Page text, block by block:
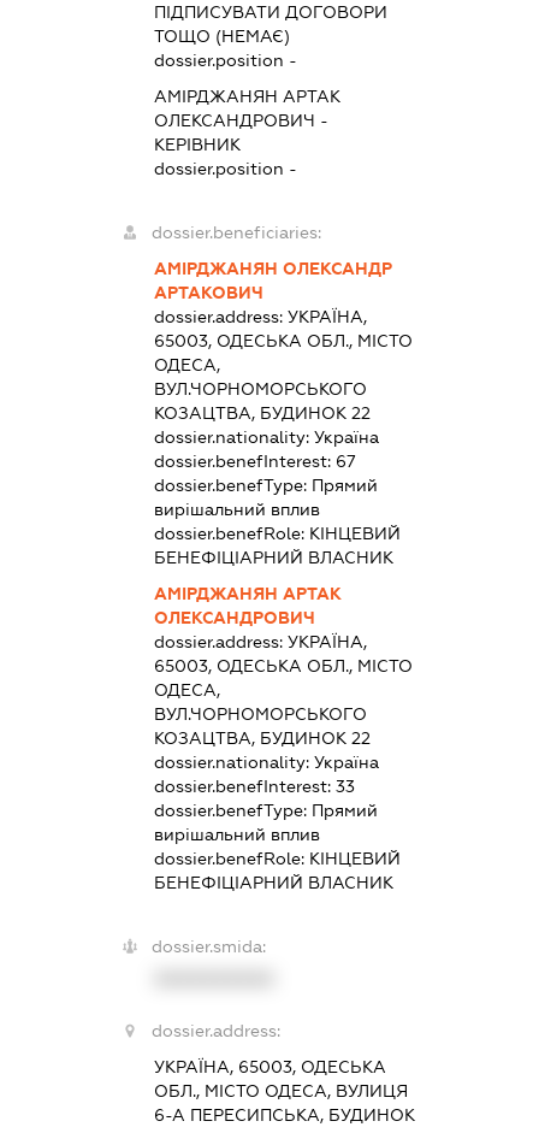
ПІДПИСУВАТИ ДОГОВОРИ
ТОЩО (НЕМАЄ)
dossier.position -
АМІРДЖАНЯН АРТАК
ОЛЕКСАНДРОВИЧ -
КЕРІВНИК
dossier.position -
dossier.beneficiaries:
АМІРДЖАНЯН ОЛЕКСАНДР
АРТАКОВИЧ
dossier.address: УКРАЇНА,
65003, ОДЕСЬКА ОБЛ., МІСТО
ОДЕСА,
ВУЛ.ЧОРНОМОРСЬКОГО
КОЗАЦТВА, БУДИНОК 22
dossier.nationality: Україна
dossier.benefInterest: 67
dossier.benefType: Прямий
вирішальний вплив
dossier.benefRole: КІНЦЕВИЙ
БЕНЕФІЦІАРНИЙ ВЛАСНИК
АМІРДЖАНЯН АРТАК
ОЛЕКСАНДРОВИЧ
dossier.address: УКРАЇНА,
65003, ОДЕСЬКА ОБЛ., МІСТО
ОДЕСА,
ВУЛ.ЧОРНОМОРСЬКОГО
КОЗАЦТВА, БУДИНОК 22
dossier.nationality: Україна
dossier.benefInterest: 33
dossier.benefType: Прямий
вирішальний вплив
dossier.benefRole: КІНЦЕВИЙ
БЕНЕФІЦІАРНИЙ ВЛАСНИК
dossier.smida:
dossier.address:
УКРАЇНА, 65003, ОДЕСЬКА
ОБЛ., МІСТО ОДЕСА, ВУЛИЦЯ
6-А ПЕРЕСИПСЬКА, БУДИНОК